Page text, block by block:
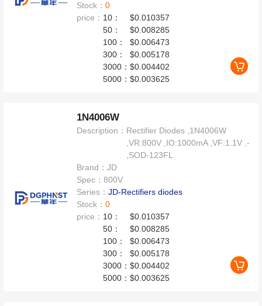
Stock：0
price： 10：
$0.010357
50：
$0.008285
100：
$0.006473
300：
$0.005178
3000：$0.004402
5000：$0.003625
1N4006W
Description： Rectifier Diodes ,1N4006W
,VR:800V ,IO:1000mA ,VF:1.1V ,-
,SOD-123FL
Brand：JD
Spec：800V
Series：JD-Rectifiers diodes
Stock：0
price： 10：
$0.010357
50：
$0.008285
100：
$0.006473
300：
$0.005178
3000：$0.004402
5000：$0.003625